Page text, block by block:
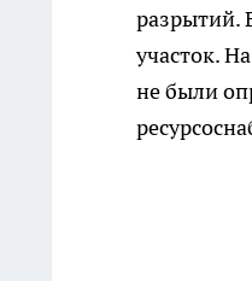
разрытий.
участок.
не были